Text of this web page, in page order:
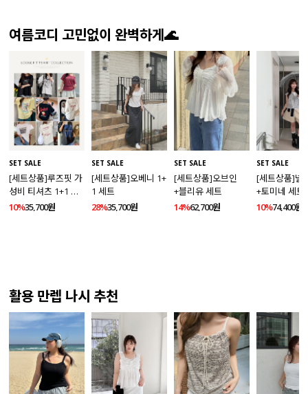
여름코디 고민없이 완벽하게🌊
SET SALE
[세트상품]루즈핏 가
성비 티셔츠 1+1 세
트
10%35,700원
SET SALE
[세트상품]오베니 1+
1 세트
28%35,700원
SET SALE
[세트상품]오브인
+블리유 세트
14%62,700원
SET SALE
[세트상품]넬
+토미네 세트
10%74,400원
활용 만렙 나시 추천